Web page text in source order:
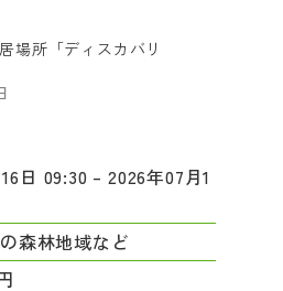
場所「ディスカバリ
日 09:30 – 2026年07月1
森林地域など